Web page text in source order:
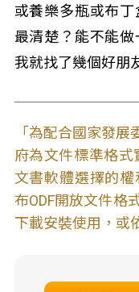
或養樂多瓶或布
最清楚？能不能
我就找了幾個好朋
「為配合國家發展
府為文件標準格
文書軟體選擇的
布ODF開放文件格
下載安裝使用，或